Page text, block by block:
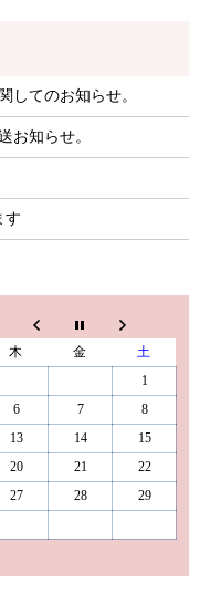
してのお知らせ。
お知らせ。
す
木 金
土
1
6 7
8
13 14
15
20 21
22
27 28
29